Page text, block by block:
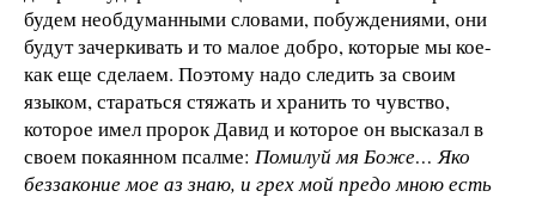
будем необдуманными словами, побуждениями, они
будут зачеркивать и то малое добро, которые мы кое-
как еще сделаем. Поэтому надо следить за своим
языком, стараться стяжать и хранить то чувство,
которое имел пророк Давид и которое он высказал в
своем покаянном псалме: Помилуй мя Боже… Яко
беззаконие мое аз знаю, и грех мой предо мною есть